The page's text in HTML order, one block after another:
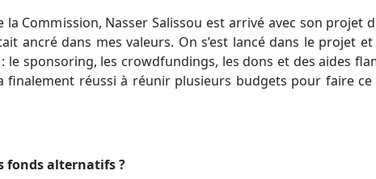
Commission, Nasser Salissou est arrivé avec son projet
ancré dans mes valeurs. On s’est lancé dans le projet
le sponsoring, les crowdfundings, les dons et des aides
finalement réussi à réunir plusieurs budgets pour faire
fonds alternatifs ?